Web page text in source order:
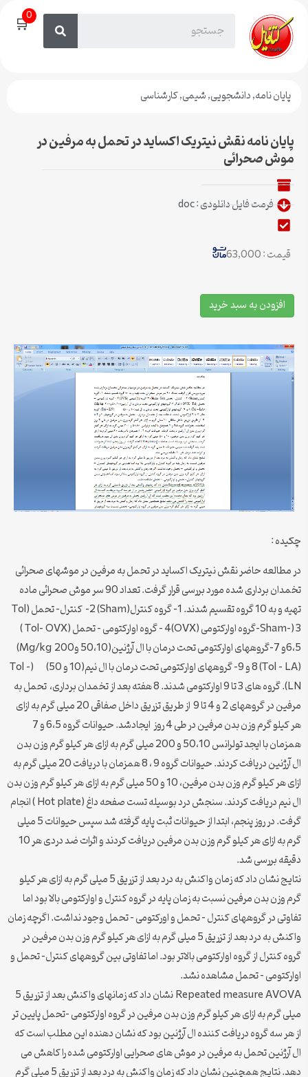
🛒0
پایان نامه,دانشجویی,شیمی,کارشناسی
پایان نامه نقش نیتریک اکساید در تحمل به مرفین در
موش صحرائی
فرمت فایل دانلودی : doc
قیمت : 63,000
افزودن به سبد خرید
چکیده :
در مطالعه حاضر نقش نیتریک اکساید در تحمل به مرفین در موشهای صحرائی
تخمدان برداری شده مورد بررسی قرار گرفت. تعداد 90 سر موش صحرائی ماده
تهیه و به 10 گروه تقسیم شدند. 1- گروه کنترل(Sham) 2- کنترل- تحمل Tol)
Sham-) 3-گروه اوارکتومی (OVX)4 – گروه اوارکتومی – تحمل (Tol- OVX )
6،5و 7-گروههای اوارکتومی تحت درمان با ال آرژنین(50،10 و200 Mg/kg)
(Tol – LA) 8 و 9- گروههای اوارکتومی تحت درمان با ال نیم(10 و 50) (Tol –
LN). گروه های 3 تا 9 اوارکتومی شدند. 8 هفته بعد از تخمدان برداری، تحمل به
مرفین در گروههای 2 و 4 تا 9 از طریق تزریق داخل صفاقی 20 میلی گرم به ازای
هر کیلو گرم وزن بدن مرفین در طی 4 روز ایجادشد. حیوانات گروه 6،5 و 7
همزمان با ایجد تولرانس 50،10 و 200 میلی گرم به ازای هر کیلو گرم وزن بدن
ال آرژنین دریافت کردند. حیوانات گروه 9 ، 8 همزمان با دریافت 20 میلی گرم به
ازای هر کیلو گرم وزن بدن مرفین، 10 و 50 میلی گرم به ازای هر کیلو گرم وزن بدن
ال نیم دریافت کردند. سنجش درد بوسیله تست صفحه داغ (Hot plate ) انجام
گرفت. در روز پنجم، ابتدا از حیوانات ثبت پایه گرفته شد سپس حیوانات 5 میلی
گرم به ازای هر کیلو گرم وزن بدن مرفین دریافت کردند و اثرات ضد دردی هر 10
دقیقه بررسی شد.
نتایج نشان داد که زمان واکنش به درد بعد از تزریق 5 میلی گرم به ازای هر کیلو
گرم وزن بدن مرفین نسبت به زمان پایه در گروه کنترل و اوارکتومی بالا بود اما
تفاوتی در گروههای کنترل – تحمل و اورکتومی – تحمل وجود نداشت. اگرچه زمان
واکنش به درد بعد از تزریق 5 میلی گرم به ازای هر کیلو گرم وزن بدن مرفین در
گروه کنترل از گروه اوارکتومی بالاتر بود. اما تفاوتی بین گروههای کنترل- تحمل و
اوارکتومی – تحمل مشاهده نشد.
Repeated measure AVOVA نشان داد که زمانهای واکنش بعد از تزریق 5
میلی گرم به ازای هر کیلو گرم وزن بدن مرفین در گروه اوارکتومی –تحمل پایین تر
از هر سه گروه دریافت کننده ال آرژنین بود که نشان دهنده این مطلب است که
ال آرژنین تحمل به مرفین در موش های صحرایی اوارکتومی شده را کاهش می
دهد. نتایج همچنین نشان داد که زمان واکنش به درد بعد از تزریق 5 میلی گرم